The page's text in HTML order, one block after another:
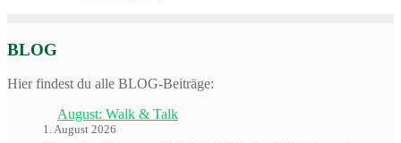
BLOG
Hier findest du alle BLOG-Beiträge:
August: Walk & Talk
1. August 2026